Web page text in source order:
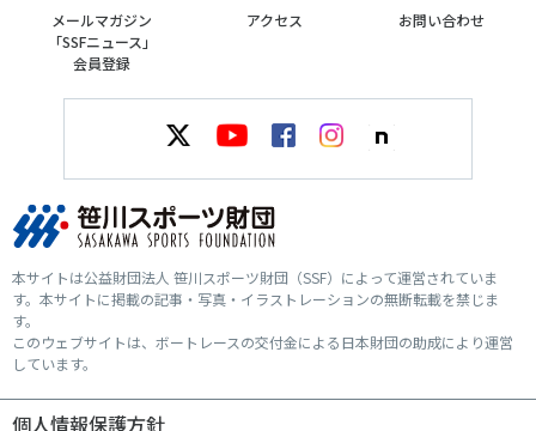
メールマガジン
「SSFニュース」
会員登録
アクセス お問い合わせ
本サイトは公益財団法人 笹川スポーツ財団（SSF）によって運営されていま
す。本サイトに掲載の記事・写真・イラストレーションの無断転載を禁じま
す。
このウェブサイトは、ボートレースの交付金による日本財団の助成により運営
しています。
個人情報保護方針